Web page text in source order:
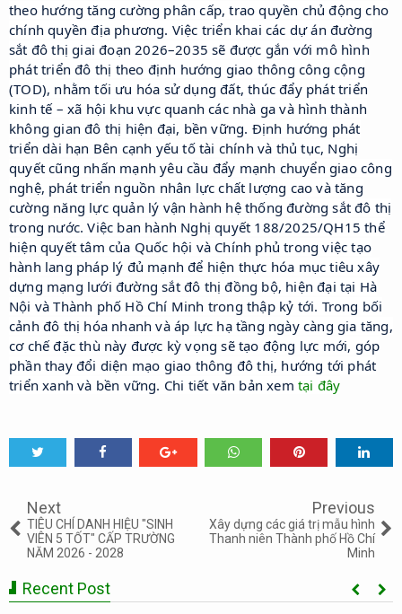
theo hướng tăng cường phân cấp, trao quyền chủ động cho
chính quyền địa phương. Việc triển khai các dự án đường
sắt đô thị giai đoạn 2026–2035 sẽ được gắn với mô hình
phát triển đô thị theo định hướng giao thông công cộng
(TOD), nhằm tối ưu hóa sử dụng đất, thúc đẩy phát triển
kinh tế – xã hội khu vực quanh các nhà ga và hình thành
không gian đô thị hiện đại, bền vững. Định hướng phát
triển dài hạn Bên cạnh yếu tố tài chính và thủ tục, Nghị
quyết cũng nhấn mạnh yêu cầu đẩy mạnh chuyển giao công
nghệ, phát triển nguồn nhân lực chất lượng cao và tăng
cường năng lực quản lý vận hành hệ thống đường sắt đô thị
trong nước. Việc ban hành Nghị quyết 188/2025/QH15 thể
hiện quyết tâm của Quốc hội và Chính phủ trong việc tạo
hành lang pháp lý đủ mạnh để hiện thực hóa mục tiêu xây
dựng mạng lưới đường sắt đô thị đồng bộ, hiện đại tại Hà
Nội và Thành phố Hồ Chí Minh trong thập kỷ tới. Trong bối
cảnh đô thị hóa nhanh và áp lực hạ tầng ngày càng gia tăng,
cơ chế đặc thù này được kỳ vọng sẽ tạo động lực mới, góp
phần thay đổi diện mạo giao thông đô thị, hướng tới phát
triển xanh và bền vững. Chi tiết văn bản xemtại đây
Next
TIÊU CHÍ DANH HIỆU "SINH
VIÊN 5 TỐT" CẤP TRƯỜNG
NĂM 2026 - 2028
Previous
Xây dựng các giá trị mẫu hình
Thanh niên Thành phố Hồ Chí
Minh
Recent Post